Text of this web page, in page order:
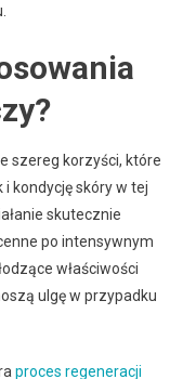
szereg korzyści, które
kondycję skóry w tej
skutecznie
po intensywnym
właściwości
ulgę w przypadku
proces regeneracji